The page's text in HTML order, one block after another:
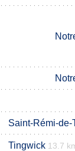
Saint-Rémi-de-
Tingwick 13.7